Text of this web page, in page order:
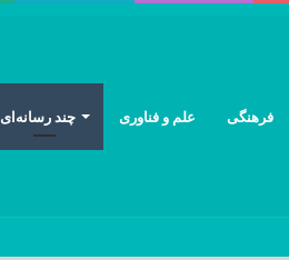
چند رسانه‌ای علم و فناوری فرهنگی